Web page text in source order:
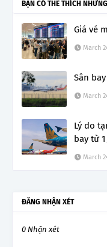
BẠN CÓ THỂ THÍCH
Giá vé
March
Sân
March
Lý do
bay từ
March
ĐĂNG NHẬN XÉT
0 Nhận xét